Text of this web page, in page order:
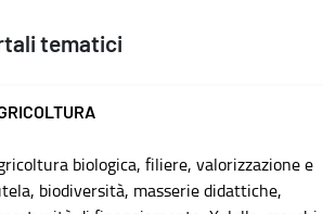
tematici
biologica, filiere, valorizzazione e
biodiversità, masserie didattiche,